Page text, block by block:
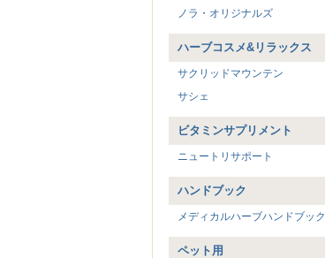
ノラ・オリジナルズ
ハーブコスメ&リラックス
サクリッドマウンテン
サシェ
ビタミンサプリメント
ニュートリサポート
ハンドブック
メディカルハーブハンドブック
ペット用